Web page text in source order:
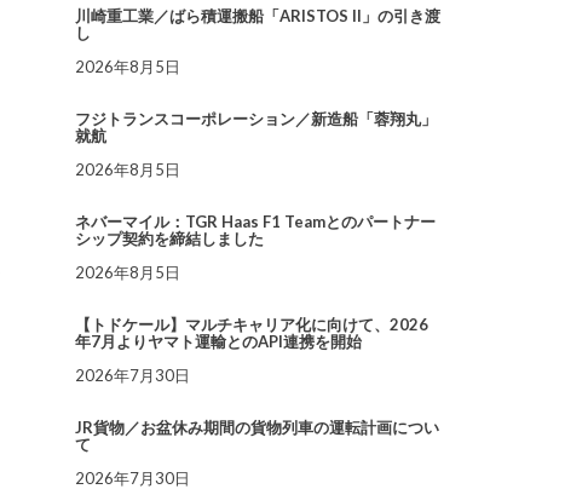
川崎重工業／ばら積運搬船「ARISTOS II」の引き渡
し
2026年8月5日
フジトランスコーポレーション／新造船「蓉翔丸」
就航
2026年8月5日
ネバーマイル：TGR Haas F1 Teamとのパートナー
シップ契約を締結しました
2026年8月5日
【トドケール】マルチキャリア化に向けて、2026
年7月よりヤマト運輸とのAPI連携を開始
2026年7月30日
JR貨物／お盆休み期間の貨物列車の運転計画につい
て
2026年7月30日